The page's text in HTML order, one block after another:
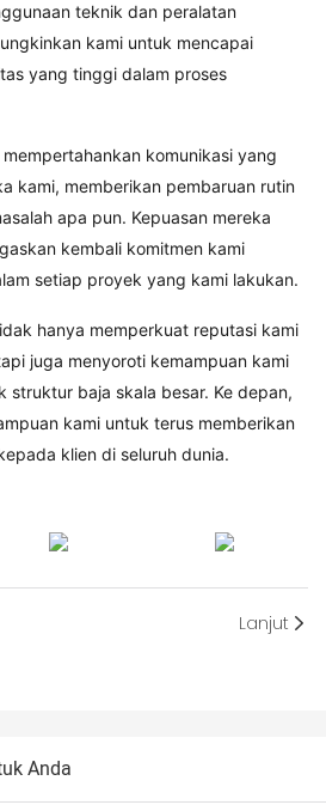
teknik dan peralatan
kami untuk mencapai
yang tinggi dalam proses
komunikasi yang
kami, memberikan pembaruan rutin
apa pun. Kepuasan mereka
kembali komitmen kami
setiap proyek yang kami lakukan.
hanya memperkuat reputasi kami
juga menyoroti kemampuan kami
struktur baja skala besar. Ke depan,
kami untuk terus memberikan
klien di seluruh dunia.
Lanjut
Anda